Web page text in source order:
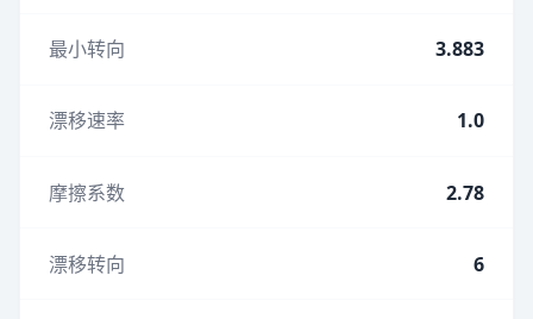
最小转向 3.883
漂移速率 1.0
摩擦系数 2.78
漂移转向 6